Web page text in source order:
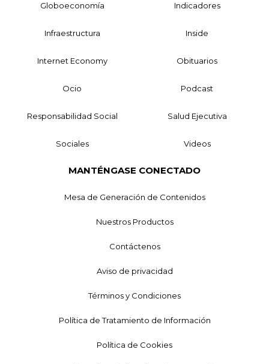
Globoeconomía Indicadores
Infraestructura Inside
Internet Economy Obituarios
Ocio Podcast
Responsabilidad Social Salud Ejecutiva
Sociales Videos
MANTÉNGASE CONECTADO
Mesa de Generación de Contenidos
Nuestros Productos
Contáctenos
Aviso de privacidad
Términos y Condiciones
Política de Tratamiento de Información
Política de Cookies